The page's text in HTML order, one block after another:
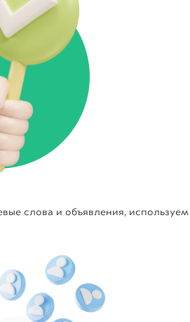
слова и объявления, используем